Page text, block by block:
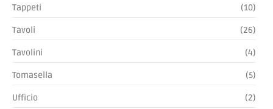
Tappeti (10)
Tavoli (26)
Tavolini (4)
Tomasella (5)
Ufficio (2)